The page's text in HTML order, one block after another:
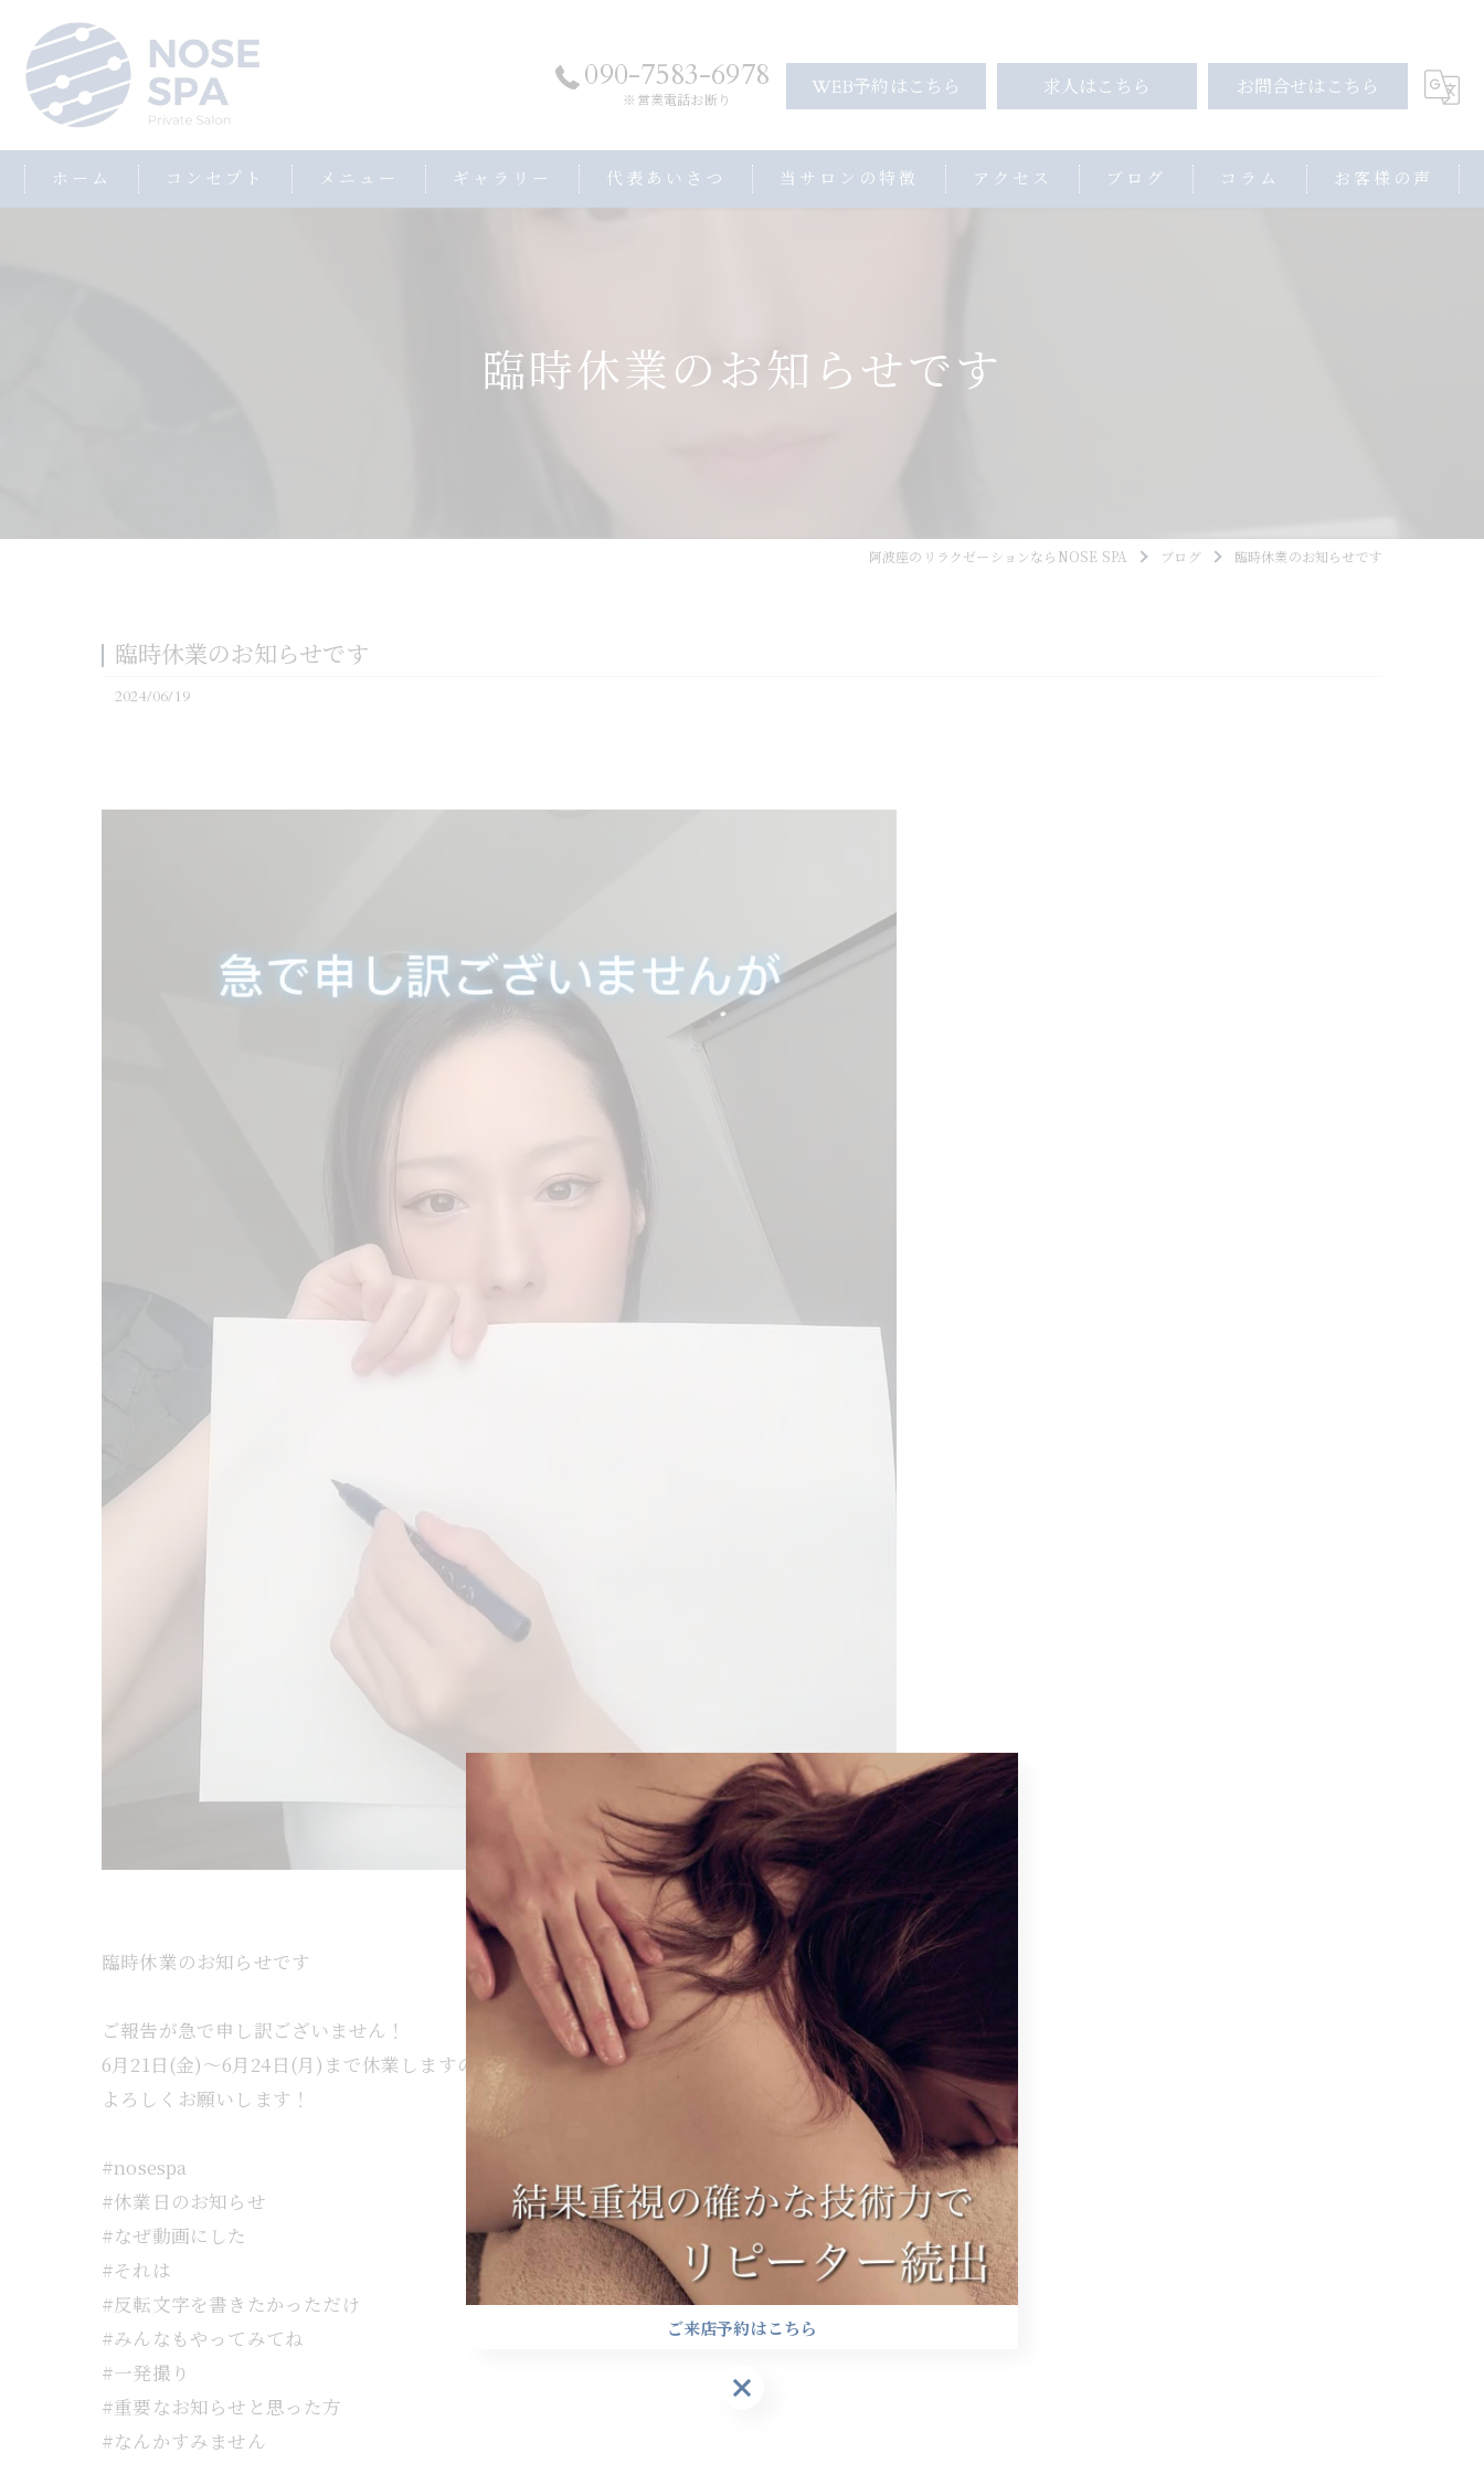
090-7583-6978
※営業電話お断り WEB予約はこちら 求人はこちら お問合せはこちら
ホーム コンセプト メニュー ギャラリー 代表あいさつ 当サロンの特徴
プライベートサロン
アクセス ブログ コラム お客様の声
臨時休業のお知らせです
阿波座のリラクゼーションならNOSE SPA ブログ 臨時休業のお知らせです
臨時休業のお知らせです
2024/06/19
臨時休業のお知らせです
ご報告が急で申し訳ございません！
6月21日(金)～6月24日(月)まで休業しますので
よろしくお願いします！
#nosespa
#休業日のお知らせ
#なぜ動画にした
#それは
#反転文字を書きたかっただけ
#みんなもやってみてね
#一発撮り
#重要なお知らせと思った方
#なんかすみません
ご来店予約はこちら
ご来店予約はこちら